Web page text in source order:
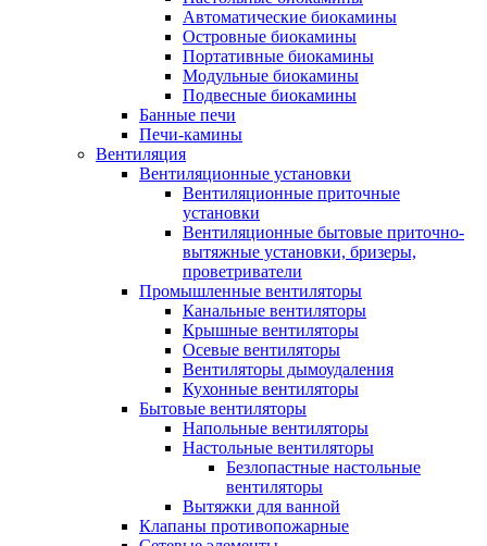
Автоматические биокамины
Островные биокамины
Портативные биокамины
Модульные биокамины
Подвесные биокамины
Банные печи
Печи-камины
Вентиляция
Вентиляционные установки
Вентиляционные приточные
установки
Вентиляционные бытовые приточно-
вытяжные установки, бризеры,
проветриватели
Промышленные вентиляторы
Канальные вентиляторы
Крышные вентиляторы
Осевые вентиляторы
Вентиляторы дымоудаления
Кухонные вентиляторы
Бытовые вентиляторы
Напольные вентиляторы
Настольные вентиляторы
Безлопастные настольные
вентиляторы
Вытяжки для ванной
Клапаны противопожарные